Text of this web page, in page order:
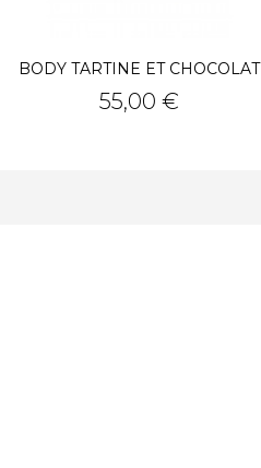
BODY TARTINE ET CHOCOLAT
Prix
55,00 €